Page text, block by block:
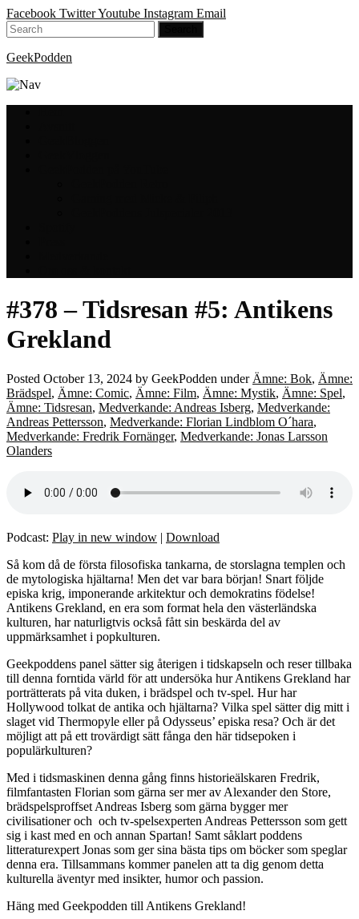
Facebook TwitterYoutube Instagram Email
GeekPodden
#378 – Tidsresan #5: Antikens
Grekland
Posted October 13, 2024 by GeekPodden under Ämne: Bok, Ämne:
Brädspel, Ämne: Comic, Ämne: Film, Ämne: Mystik, Ämne: Spel,
Ämne: Tidsresan, Medverkande: Andreas Isberg, Medverkande:
Andreas Pettersson, Medverkande: Florian Lindblom O´hara,
Medverkande: Fredrik Fornänger, Medverkande: Jonas Larsson
Olanders
Podcast: Play in new window | Download
Så kom då de första filosofiska tankarna, de storslagna templen och
de mytologiska hjältarna! Men det var bara början! Snart följde
episka krig, imponerande arkitektur och demokratins födelse!
Antikens Grekland, en era som format hela den västerländska
kulturen, har naturligtvis också fått sin beskärda del av
uppmärksamhet i popkulturen.
Geekpoddens panel sätter sig återigen i tidskapseln och reser tillbaka
till denna forntida värld för att undersöka hur Antikens Grekland har
porträtterats på vita duken, i brädspel och tv-spel. Hur har
Hollywood tolkat de antika och hjältarna? Vilka spel sätter dig mitt i
slaget vid Thermopyle eller på Odysseus’ episka resa? Och är det
möjligt att på ett trovärdigt sätt fånga den här tidsepoken i
populärkulturen?
Med i tidsmaskinen denna gång finns historieälskaren Fredrik,
filmfantasten Florian som gärna ser mer av Alexander den Store,
brädspelsproffset Andreas Isberg som gärna bygger mer
civilisationer och och tv-spelsexperten Andreas Pettersson som gett
sig i kast med en och annan Spartan! Samt såklart poddens
litteraturexpert Jonas som ger sina bästa tips om böcker som speglar
denna era. Tillsammans kommer panelen att ta dig genom detta
kulturella äventyr med insikter, humor och passion.
Häng med Geekpodden till Antikens Grekland!